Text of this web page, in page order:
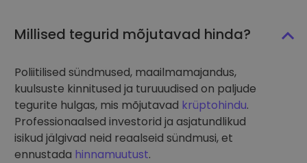
Millised tegurid mõjutavad hinda?
Poliitilised sündmused, maailmamajandus,
kuulsuste kinnitused ja turuuudised on paljude
tegurite hulgas, mis mõjutavad krüptohindu.
Professionaalsed investorid ja asjatundlikud
isikud jälgivad neid reaalseid sündmusi, et
ennustada hinnamuutust.